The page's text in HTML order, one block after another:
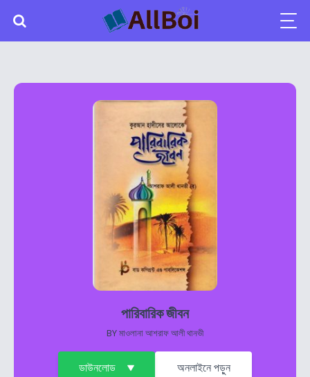
পারিবারিক জীবন
BYমাওলানা আশরাফ আলী থানভী
ডাউনলোড অনলাইনে পড়ুন